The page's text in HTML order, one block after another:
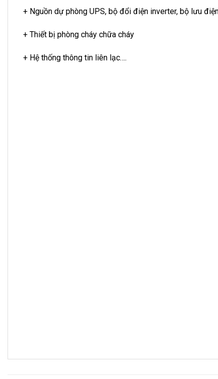
+ Nguồn dự phòng UPS, bộ đổi điện inverter, bộ lưu
+ Thiết bị phòng cháy chữa cháy
+ Hệ thống thông tin liên lạc….